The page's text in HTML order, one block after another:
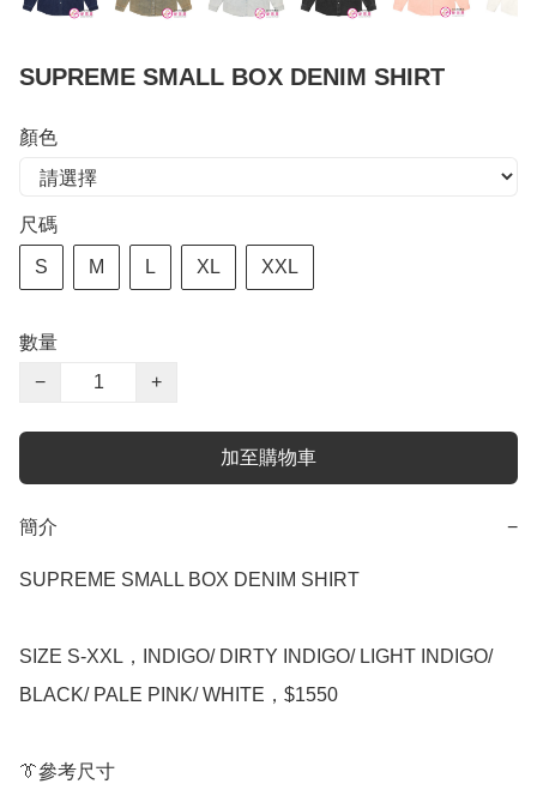
SUPREME SMALL BOX DENIM SHIRT
顏色
尺碼
S M L XL XXL
數量
−
+
加至購物車
簡介 −
SUPREME SMALL BOX DENIM SHIRT
SIZE S-XXL，INDIGO/ DIRTY INDIGO/ LIGHT INDIGO/
BLACK/ PALE PINK/ WHITE，$1550
👔參考尺寸